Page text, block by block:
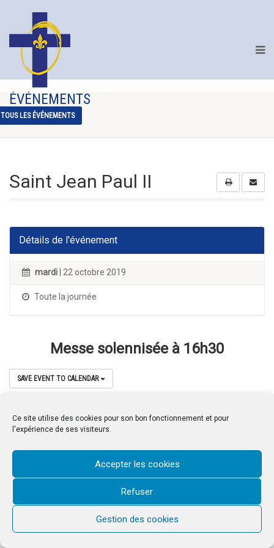
Ce site utilise des cookies pour son bon fonctionnement et pour
l'expérience de ses visiteurs.
Accepter les cookies
Refuser
Gestion des cookies
ÉVÉNEMENTS
TOUS LES ÉVÉNEMENTS
Saint Jean Paul II
Détails de l'événement
mardi | 22 octobre 2019
Toute la journée
Messe solennisée à 16h30
SAVE EVENT TO CALENDAR
& copy;2026 Saint-Louis d'Antin. Tous droits réservés © 2023 Saint-Louis